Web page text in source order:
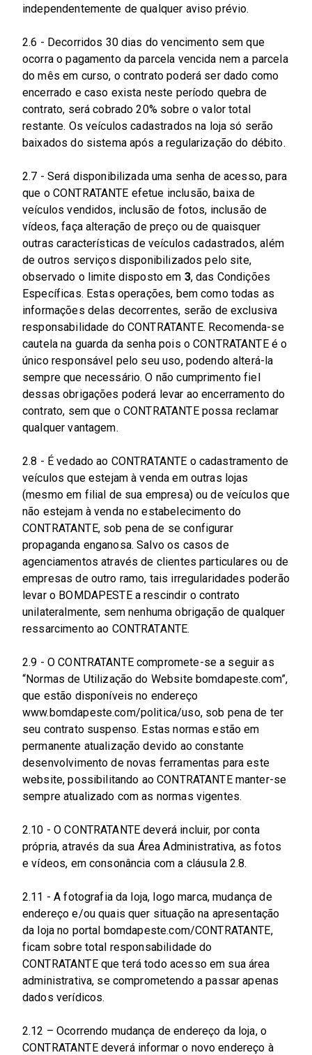
independentemente de qualquer aviso prévio.
2.6 - Decorridos 30 dias do vencimento sem que
ocorra o pagamento da parcela vencida nem a parcela
do mês em curso, o contrato poderá ser dado como
encerrado e caso exista neste período quebra de
contrato, será cobrado 20% sobre o valor total
restante. Os veículos cadastrados na loja só serão
baixados do sistema após a regularização do débito.
2.7 - Será disponibilizada uma senha de acesso, para
que o CONTRATANTE efetue inclusão, baixa de
veículos vendidos, inclusão de fotos, inclusão de
vídeos, faça alteração de preço ou de quaisquer
outras características de veículos cadastrados, além
de outros serviços disponibilizados pelo site,
observado o limite disposto em 3, das Condições
Específicas. Estas operações, bem como todas as
informações delas decorrentes, serão de exclusiva
responsabilidade do CONTRATANTE. Recomenda-se
cautela na guarda da senha pois o CONTRATANTE é o
único responsável pelo seu uso, podendo alterá-la
sempre que necessário. O não cumprimento fiel
dessas obrigações poderá levar ao encerramento do
contrato, sem que o CONTRATANTE possa reclamar
qualquer vantagem.
2.8 - É vedado ao CONTRATANTE o cadastramento de
veículos que estejam à venda em outras lojas
(mesmo em filial de sua empresa) ou de veículos que
não estejam à venda no estabelecimento do
CONTRATANTE, sob pena de se configurar
propaganda enganosa. Salvo os casos de
agenciamentos através de clientes particulares ou de
empresas de outro ramo, tais irregularidades poderão
levar o BOMDAPESTE a rescindir o contrato
unilateralmente, sem nenhuma obrigação de qualquer
ressarcimento ao CONTRATANTE.
2.9 - O CONTRATANTE compromete-se a seguir as
“Normas de Utilização do Website bomdapeste.com”,
que estão disponíveis no endereço
www.bomdapeste.com/politica/uso, sob pena de ter
seu contrato suspenso. Estas normas estão em
permanente atualização devido ao constante
desenvolvimento de novas ferramentas para este
website, possibilitando ao CONTRATANTE manter-se
sempre atualizado com as normas vigentes.
2.10 - O CONTRATANTE deverá incluir, por conta
própria, através da sua Área Administrativa, as fotos
e vídeos, em consonância com a cláusula 2.8.
2.11 - A fotografia da loja, logo marca, mudança de
endereço e/ou quais quer situação na apresentação
da loja no portal bomdapeste.com/CONTRATANTE,
ficam sobre total responsabilidade do
CONTRATANTE que terá todo acesso em sua área
administrativa, se comprometendo a passar apenas
dados verídicos.
2.12 – Ocorrendo mudança de endereço da loja, o
CONTRATANTE deverá informar o novo endereço à